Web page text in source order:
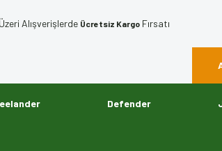
Alışverişlerde Ücretsiz Kargo Fırsatı
Defender